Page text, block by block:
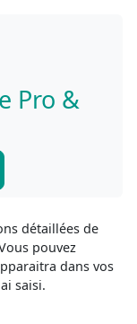
Pro &
détaillées de
pouvez
dans vos
saisi.